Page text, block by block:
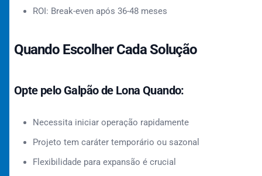
ROI: Break-even após 36-48 meses
Quando Escolher Cada Solução
Opte pelo Galpão de Lona Quando:
Necessita iniciar operação rapidamente
Projeto tem caráter temporário ou sazonal
Flexibilidade para expansão é crucial